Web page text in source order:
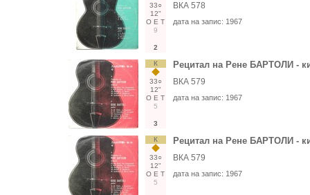
33○
12"
О Е Т
9
2
ВКА 578
дата на запис: 1967
К
33○
12"
О Е Т
5
3
Рецитал на Рене БАРТОЛИ -
ВКА 579
дата на запис: 1967
К
33○
12"
О Е Т
5
Рецитал на Рене БАРТОЛИ -
ВКА 579
дата на запис: 1967